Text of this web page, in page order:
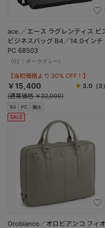
B4 PC 撥水
ace.／エース ラグレンティス ビ
ビジネスバッグ B4／14.0インチ
PC 68503
（02：ダークグレー）
【当初価格より 30% OFF！】
￥15,400 3.0（3）
(通常価格 ￥22,000)
SALE
Orobianco／オロビアンコ フィオ